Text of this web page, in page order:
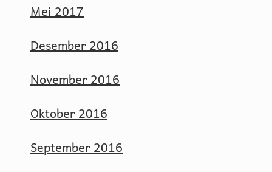
Mei 2017
Desember 2016
November 2016
Oktober 2016
September 2016